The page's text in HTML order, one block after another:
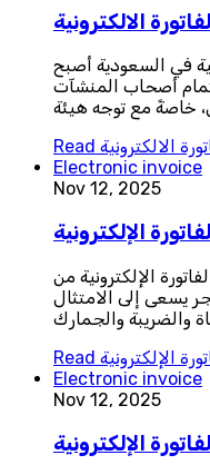
الالكترونية
في السعودية أصبح
أصحاب المنشآت
خاصةً مع توجه هيئة
Read الالكترونية
Electronic invoice
Nov 12, 2025
الإلكترونية
الإلكترونية من
يسعى إلى الامتثال
والضريبة والجمارك
Read الإلكترونية
Electronic invoice
Nov 12, 2025
الإلكترونية